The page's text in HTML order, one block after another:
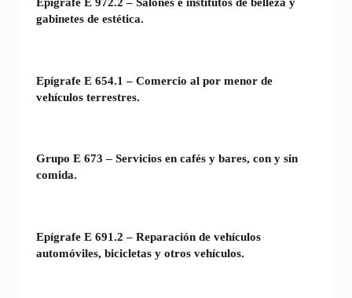
Epígrafe E 972.2 – Salones e institutos de belleza y
gabinetes de estética.
Epígrafe E 654.1 – Comercio al por menor de
vehículos terrestres.
Grupo E 673 – Servicios en cafés y bares, con y sin
comida.
Epígrafe E 691.2 – Reparación de vehículos
automóviles, bicicletas y otros vehículos.